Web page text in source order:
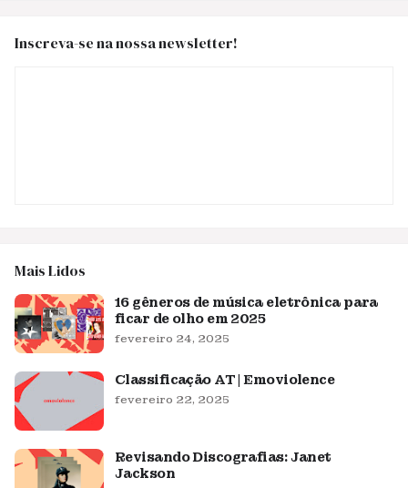
Inscreva-se na nossa newsletter!
Mais Lidos
16 gêneros de música eletrônica para
ficar de olho em 2025
fevereiro 24, 2025
Classificação AT | Emoviolence
fevereiro 22, 2025
Revisando Discografias: Janet
Jackson